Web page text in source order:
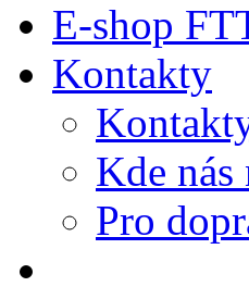
E-shop
Kontakty
Kde nás
Pro